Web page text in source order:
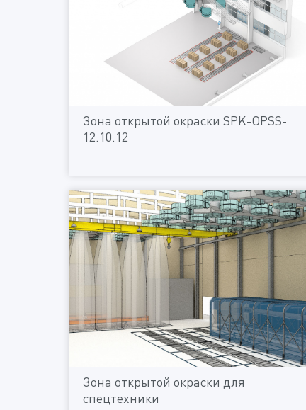
Зона открытой окраски SPK-OPSS-
12.10.12
Зона открытой окраски для
спецтехники